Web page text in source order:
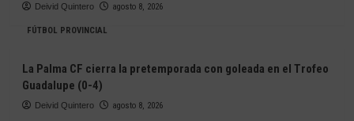
Deivid Quintero agosto 8, 2026
FÚTBOL PROVINCIAL
La Palma CF cierra la pretemporada con goleada en el Trofeo
Guadalupe (0-4)
Deivid Quintero agosto 8, 2026